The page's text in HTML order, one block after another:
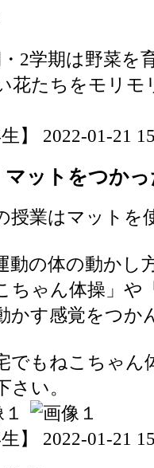
2学期は野菜を
花たちをモリモ
生】 2022-01-21
ットをつかっ
授業はマットを
動の体の動かし
ちゃん体操」
かす感覚をつか
でもねこちゃん
さい。
生】 2022-01-21